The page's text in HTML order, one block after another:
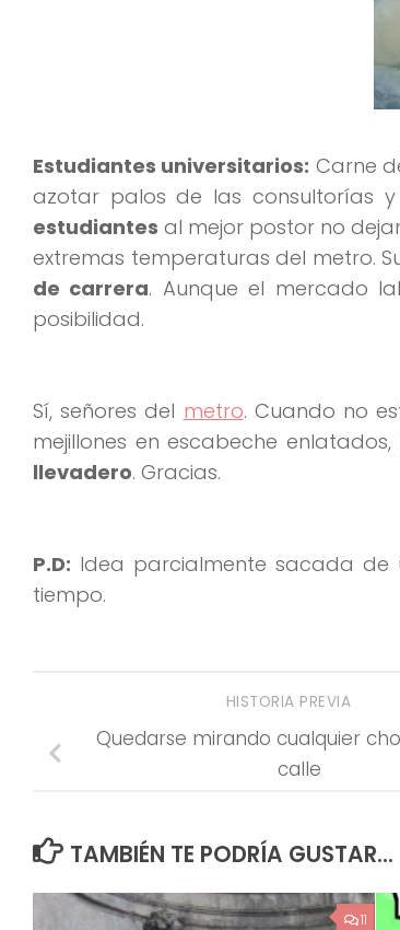
Estudiantes universitarios: Carne
azotar palos de las consultorías
estudiantes al mejor postor no
extremas temperaturas del metro.
de carrera. Aunque el mercado
posibilidad.
Sí, señores del metro. Cuando no
mejillones en escabeche
llevadero. Gracias.
P.D: Idea parcialmente sacada de
tiempo.
HISTORIA PREVIA
Quedarse mirando cualquier
calle
TAMBIÉN TE PODRÍA GUSTAR...
11